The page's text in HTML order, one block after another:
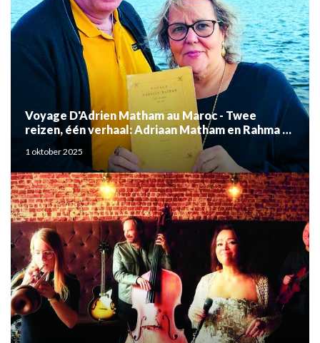
Voyage D'Adrien Matham au Maroc - Twee
reizen, één verhaal: Adriaan Matham en Rahma el
Mouden
1 oktober 2025